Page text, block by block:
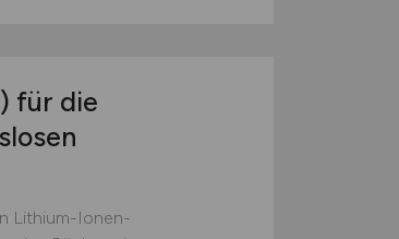
für die
Lithium-Ionen-